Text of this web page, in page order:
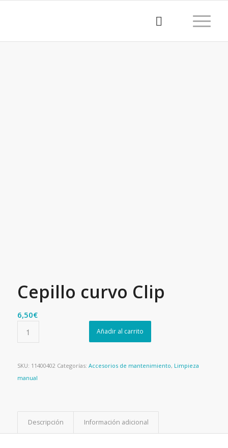
Cepillo curvo Clip
6,50€
Añadir al carrito
SKU: 11400402 Categorías: Accesorios de mantenimiento, Limpieza
manual
Descripción Información adicional